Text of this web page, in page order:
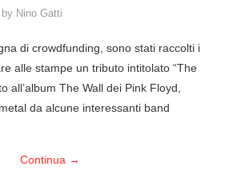
by Nino Gatti
di crowdfunding, sono stati raccolti i
alle stampe un tributo intitolato “The
all’album The Wall dei Pink Floyd,
da alcune interessanti band
Continua →